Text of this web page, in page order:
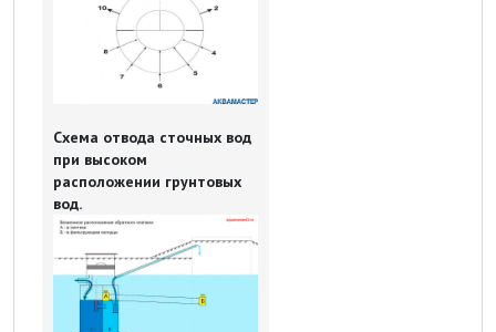
Схема отвода сточных вод
при высоком
расположении грунтовых
вод.